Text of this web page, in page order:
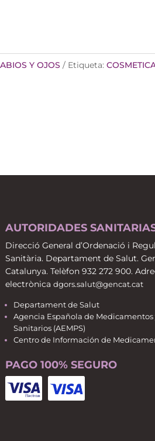
Y OJOS Etiqueta:
AUTORIDADES
Direcció General d’Ordenació i
Sanitària. Departament de Salut.
Catalunya. Telèfon 932 272 900.
electrònica dgors.salut@gencat.cat
Departament de Salut
Agencia Española de Medicamentos
Sanitarios (AEMPS)
Centro de Información de
PAGO 100% SEGURO